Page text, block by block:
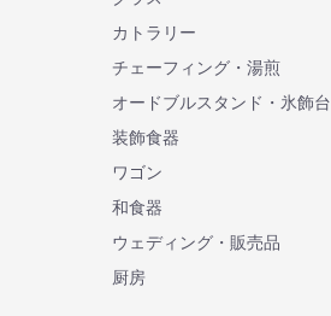
カトラリー
チェーフィング・湯煎
オードブルスタンド・氷飾台
装飾食器
ワゴン
和食器
ウェディング・販売品
厨房